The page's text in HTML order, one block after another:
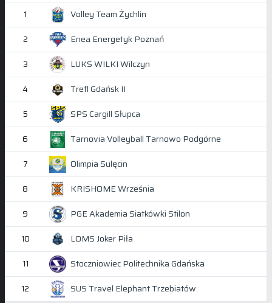
1
Volley Team Żychlin
2 Enea Energetyk Poznań
3 LUKS WILKI Wilczyn
4 Trefl Gdańsk II
5 SPS Cargill Słupca
6 Tarnovia Volleyball Tarnowo Podgórne
7 Olimpia Sulęcin
8 KRISHOME Września
9 PGE Akademia Siatkówki Stilon
10 LOMS Joker Piła
11 Stoczniowiec Politechnika Gdańska
12 SUS Travel Elephant Trzebiatów